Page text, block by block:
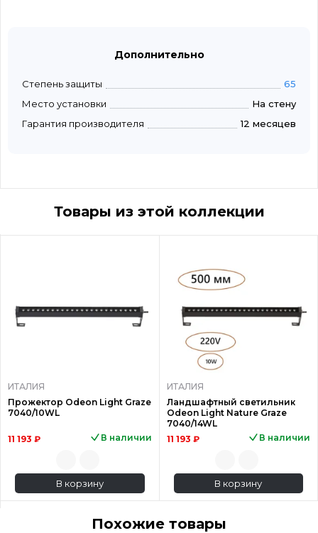
Дополнительно
Степень защиты
65
Место установки
На стену
Гарантия производителя
12 месяцев
Товары из этой коллекции
ИТАЛИЯ
Прожектор Odeon Light Graze
7040/10WL
11 193 ₽ В наличии
В корзину
ИТАЛИЯ
Ландшафтный светильник
Odeon Light Nature Graze
7040/14WL
11 193 ₽
В наличии
В корзину
Похожие товары